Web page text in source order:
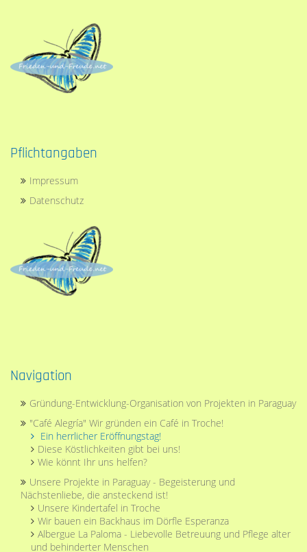
Pflichtangaben
Impressum
Datenschutz
Navigation
Navigation
Gründung-Entwicklung-Organisation von Projekten in Paraguay
"Café Alegría" Wir gründen ein Café in Troche!
Ein herrlicher Eröffnungstag!
Diese Köstlichkeiten gibt bei uns!
Wie könnt Ihr uns helfen?
Unsere Projekte in Paraguay - Begeisterung und
Nächstenliebe, die ansteckend ist!
Unsere Kindertafel in Troche
Wir bauen ein Backhaus im Dörfle Esperanza
Albergue La Paloma - Liebevolle Betreuung und Pflege alter
und behinderter Menschen